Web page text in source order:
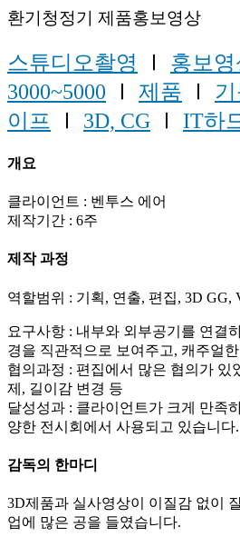
환기청정기 제품홍보영상
스튜디오촬영 Ⅰ 홍보
3000~5000 Ⅰ 제품 Ⅰ
이프 Ⅰ 3D, CG Ⅰ IT하
개요
클라이언트 : 벤투스 에어
제작기간 : 6주
제작 과정
역할범위 : 기획, 연출, 편집, 3D GG,
요구사항 : 내부와 외부공기를 연결
경을 직관적으로 보여주고, 캐주얼
협의과정 : 편집에서 많은 협의가 있
제, 길이감 변경 등
달성성과 : 클라이언트가 크게 만족
양한 전시회에서 사용되고 있습니다.
감독의 한마디
3D제품과 실사영상이 이질감 없이
업에 많은 공을 들였습니다.